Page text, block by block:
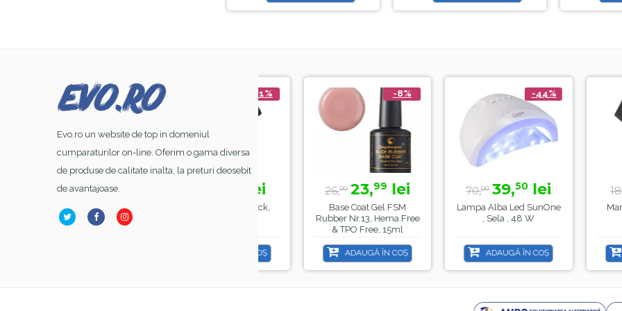
Evo.ro un website de top in domeniul
cumparaturilor on-line. Oferim o gama diversa
de produse de calitate inalta, la preturi deosebit
de avantajoase.
-44%
50lei
Alba Led SunOne
, Sela , 48 W
-8%
23,99lei
Base Coat Gel FSM
Rubber Nr.13, Hema Free
& TPO Free, 15ml
ADAUGĂ ÎN COȘ
-44%
39,50lei
Lampa Alba Led SunOne
, Sela , 48 W
ADAUGĂ ÎN COȘ
15,
Manta